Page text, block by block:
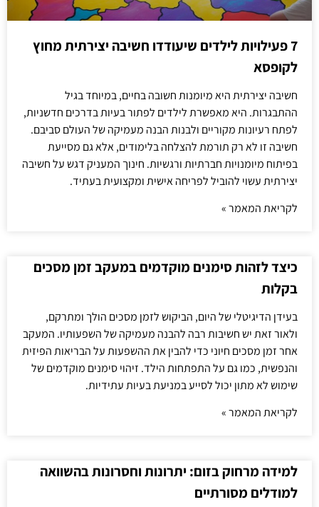
7 פעילויות לילדים שיעודדו חשיבה יצירתית מחוץ
לקופסא
חשיבה יצירתית היא מיומנות חשובה בחיים, במיוחד בגיל
ההתבגרות. היא מאפשרת לילדים לפתור בעיות בדרכים חדשניות,
לפתח רעיונות מקוריים ולבנות הבנה מעמיקה של העולם סביבם.
חשיבה זו לא רק תורמת להצלחה בלימודים, אלא גם מסייעת
בפיתוח מיומנויות חברתיות ורגשיות. חינוך המעניק דגש על חשיבה
יצירתית עשוי להוביל לפריחה אישית ומקצועית בעתיד.
לקריאת המאמר »
כיצד לזהות סימנים מוקדמים במעקב זמן מסכים
בקלות
בעידן הדיגיטלי של היום, הביקוש לזמן מסכים הולך ומתרקם,
ולאור זאת יש חשיבות רבה להבנה מעמיקה של השפעותיו. המעקב
אחר זמן מסכים חיוני כדי להבין את ההשפעות על הבריאות הפיזית
והנפשית, כמו גם על התפתחות הילד. זיהוי סימנים מוקדמים של
שימוש לא מתון יכול לסייע במניעת בעיות עתידיות.
לקריאת המאמר »
למידה מרחוק בזום: יתרונות וחסרונות בהשוואה
למודלים מסורתיים